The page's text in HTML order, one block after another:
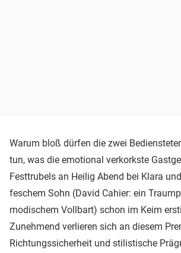
Warum bloß dürfen die zwei
tun, was die emotional verkorkste
Festtrubels an Heilig Abend bei Klara
feschem Sohn (David Cahier: ein
modischem Vollbart) schon im Keim
Zunehmend verlieren sich an diesem
Richtungssicherheit und stilistische